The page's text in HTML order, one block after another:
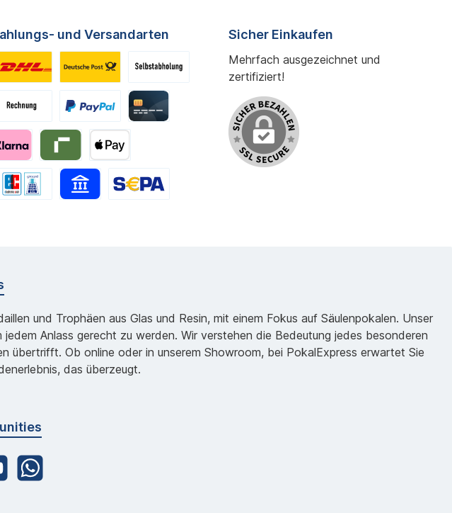
und Versandarten Sicher Einkaufen
Mehrfach ausgezeichnet und
zertifiziert!
und Trophäen aus Glas und Resin, mit einem Fokus auf Säulenpokalen. Unser
Anlass gerecht zu werden. Wir verstehen die Bedeutung jedes besonderen
übertrifft. Ob online oder in unserem Showroom, bei PokalExpress erwartet Sie
das überzeugt.